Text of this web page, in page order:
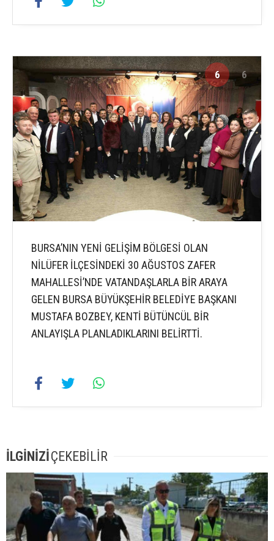
6 6
BURSA’NIN YENİ GELİŞİM BÖLGESİ OLAN
NİLÜFER İLÇESİNDEKİ 30 AĞUSTOS ZAFER
MAHALLESİ’NDE VATANDAŞLARLA BİR ARAYA
GELEN BURSA BÜYÜKŞEHİR BELEDİYE BAŞKANI
MUSTAFA BOZBEY, KENTİ BÜTÜNCÜL BİR
ANLAYIŞLA PLANLADIKLARINI BELİRTTİ.
İLGİNİZİÇEKEBİLİR